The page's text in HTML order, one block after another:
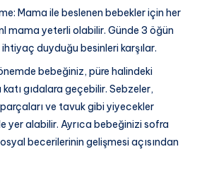
Mama ile beslenen bebekler için her
mama yeterli olabilir. Günde 3 öğün
duyduğu besinleri karşılar.
bebeğiniz, püre halindeki
gıdalara geçebilir. Sebzeler,
ve tavuk gibi yiyecekler
yer alabilir. Ayrıca bebeğinizi sofra
becerilerinin gelişmesi açısından